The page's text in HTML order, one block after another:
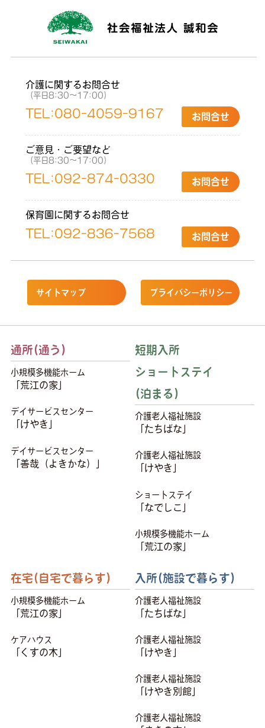
介護に関するお問合せ
（平日8:30〜17:00）
TEL:080-4059-9167 お問合せ
ご意見・ご要望など
（平日8:30〜17:00）
TEL:092-874-0330 お問合せ
保育園に関するお問合せ
TEL:092-836-7568 お問合せ
サイトマップ プライバシーポリシー
通所(通う)
小規模多機能ホーム
「荒江の家」
デイサービスセンター
「けやき」
デイサービスセンター
「善哉（よきかな）」
短期入所
ショートステイ
(泊まる)
介護老人福祉施設
「たちばな」
介護老人福祉施設
「けやき」
ショートステイ
「なでしこ」
小規模多機能ホーム
「荒江の家」
在宅(自宅で暮らす)
小規模多機能ホーム
「荒江の家」
ケアハウス
「くすの木」
入所(施設で暮らす)
介護老人福祉施設
「たちばな」
介護老人福祉施設
「けやき」
介護老人福祉施設
「けやき別館」
介護老人福祉施設